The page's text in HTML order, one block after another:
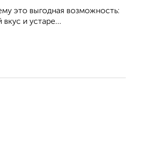
это выгодная возможность:
и устаре...